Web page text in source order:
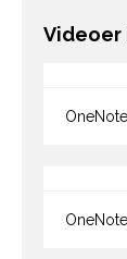
Videoer